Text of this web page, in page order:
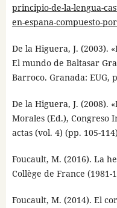
principio-de-la-lengua-
en-espana-compuesto-
De la Higuera, J. (2003).
El mundo de Baltasar
Barroco. Granada: EUG,
De la Higuera, J. (2008).
Morales (Ed.), Congreso
actas (vol. 4) (pp. 105-
Foucault, M. (2016). La
Collège de France
Foucault, M. (2014). El